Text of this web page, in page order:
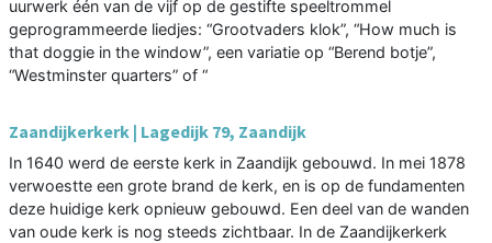
uurwerk één van de vijf op de gestifte speeltrommel
geprogrammeerde liedjes: “Grootvaders klok”, “How much is
that doggie in the window”, een variatie op “Berend botje”,
“Westminster quarters” of “
Zaandijkerkerk | Lagedijk 79, Zaandijk
In 1640 werd de eerste kerk in Zaandijk gebouwd. In mei 1878
verwoestte een grote brand de kerk, en is op de fundamenten
deze huidige kerk opnieuw gebouwd. Een deel van de wanden
van oude kerk is nog steeds zichtbaar. In de Zaandijkerkerk